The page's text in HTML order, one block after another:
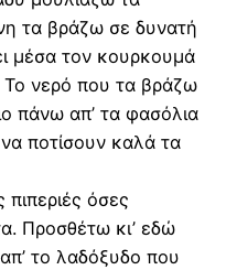
τα βράζω σε δυνατή
μέσα τον κουρκουμά
Το νερό που τα βράζω
πάνω απ’ τα φασόλια
ποτίσουν καλά τα
όσες
Προσθέτω κι’ εδώ
το λαδόξυδο που